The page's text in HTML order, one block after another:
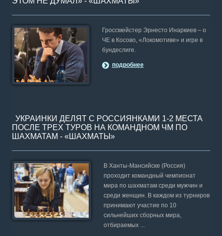
Гроссмейстер Эрнесто Инаркиев – о
ЧЕ в Косово, «Локомотиве» и игре в
бундеслиге.
подробнее
УКРАИНКИ ДЕЛЯТ С РОССИЯНКАМИ 1-2 МЕСТА
ПОСЛЕ ТРЕХ ТУРОВ НА КОМАНДНОМ ЧМ ПО
ШАХМАТАМ - «ШАХМАТЫ»
В Ханты-Мансийске (Россия)
проходит командный чемпионат
мира по шахматам среди мужчин и
среди женщин. В каждом из турниров
принимают участие по 10
сильнейших сборных мира,
отбираемых ...